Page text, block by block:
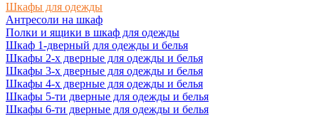
Шкафы для одежды
Антресоли на шкаф
Полки и ящики в шкаф для одежды
Шкаф 1-дверный для одежды и белья
Шкафы 2-х дверные для одежды и белья
Шкафы 3-х дверные для одежды и белья
Шкафы 4-х дверные для одежды и белья
Шкафы 5-ти дверные для одежды и белья
Шкафы 6-ти дверные для одежды и белья